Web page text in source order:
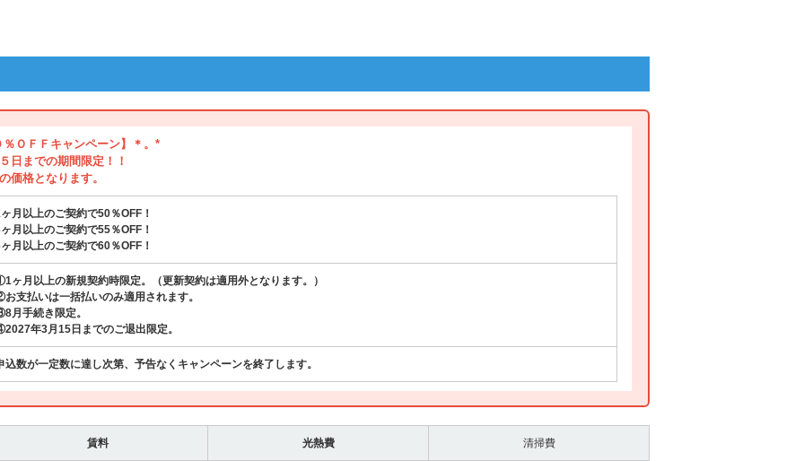
ＯＦＦキャンペーン】＊。*
日までの期間限定！！
価格となります。
月以上のご契約で50％OFF！
月以上のご契約で55％OFF！
月以上のご契約で60％OFF！
ヶ月以上の新規契約時限定。（更新契約は適用外となります。）
支払いは一括払いのみ適用されます。
月手続き限定。
年3月15日までのご退出限定。
込数が一定数に達し次第、予告なくキャンペーンを終了します。
賃料 光熱費 清掃費